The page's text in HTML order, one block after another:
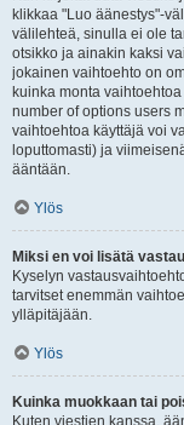
klikkaa "Luo äänestys"-
välilehteä, sinulla ei ole
otsikko ja ainakin kaksi
jokainen vaihtoehto on
kuinka monta
number of options users
vaihtoehtoa käyttäjä voi
loputtomasti) ja
ääntään.
Ylös
Miksi en voi lisätä
Kyselyn
tarvitset enemmän
ylläpitäjään.
Ylös
Kuinka muokkaan tai
Kuten viestien kanssa,